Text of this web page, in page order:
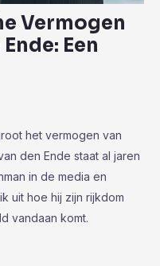
Vermogen
Een
het vermogen van
den Ende staat al jaren
in de media en
uit hoe hij zijn rijkdom
vandaan komt.